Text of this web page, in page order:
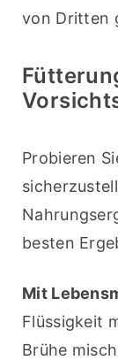
von Dritten
Probieren
besten
Mit
Flüssigkeit
Brühe